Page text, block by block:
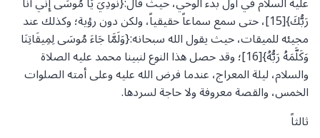
رَبُّكَ}[15]، حتى سمع سماعاً حقيقياً، ولكن دون رؤية؛ وكذلك عند
مجيئه للميقات، حيث يقول الله سبحانه:{وَلَمَّا جَاءَ مُوسَى لِمِيقَاتِنَا
وَكَلَّمَهُ رَبُّهُ}[16]؛ وقد حصل هذا النوع لنبينا محمد عليه الصلاة
والسلام، ليلة المعراج، عندما فرض الله عليه وعلى أمته الصلوات
الخمس، والقصة معروفة ولا حاجة لسردها.
ثالثاً